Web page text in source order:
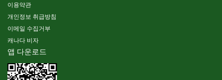
이용약관
개인정보 취급방침
이메일 수집거부
캐나다 비자
앱 다운로드